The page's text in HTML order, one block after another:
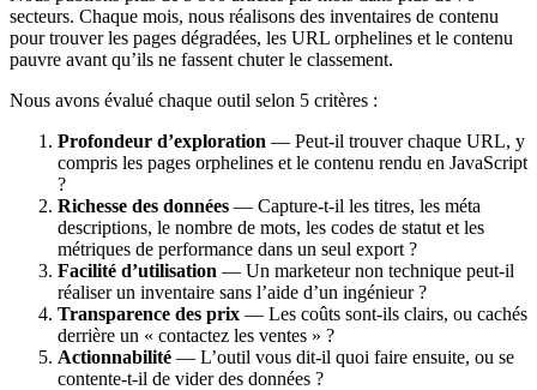
secteurs. Chaque mois, nous réalisons des inventaires de contenu
pour trouver les pages dégradées, les URL orphelines et le contenu
pauvre avant qu’ils ne fassent chuter le classement.
Nous avons évalué chaque outil selon 5 critères :
Profondeur d’exploration — Peut-il trouver chaque URL, y
compris les pages orphelines et le contenu rendu en JavaScript
?
Richesse des données — Capture-t-il les titres, les méta
descriptions, le nombre de mots, les codes de statut et les
métriques de performance dans un seul export ?
Facilité d’utilisation — Un marketeur non technique peut-il
réaliser un inventaire sans l’aide d’un ingénieur ?
Transparence des prix — Les coûts sont-ils clairs, ou cachés
derrière un « contactez les ventes » ?
Actionnabilité — L’outil vous dit-il quoi faire ensuite, ou se
contente-t-il de vider des données ?